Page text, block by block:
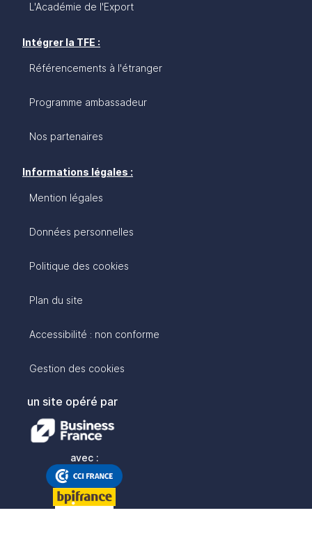
L'Académie de l'Export
Intégrer la TFE :
Référencements à l'étranger
Programme ambassadeur
Nos partenaires
Informations légales :
Mention légales
Données personnelles
Politique des cookies
Plan du site
Accessibilité : non conforme
Gestion des cookies
un site opéré par
avec :